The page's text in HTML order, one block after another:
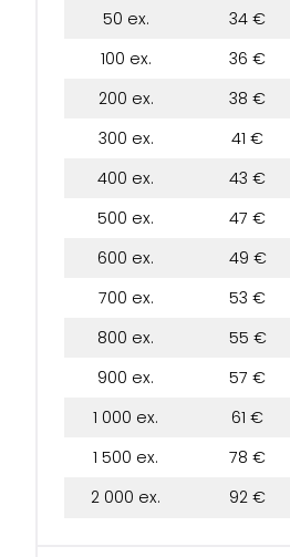
50 ex.
34 €
100 ex.
36 €
200 ex.
38 €
300 ex.
41 €
400 ex.
43 €
500 ex.
47 €
600 ex.
49 €
700 ex.
53 €
800 ex.
55 €
900 ex.
57 €
1 000 ex.
61 €
1 500 ex.
78 €
2 000 ex.
92 €